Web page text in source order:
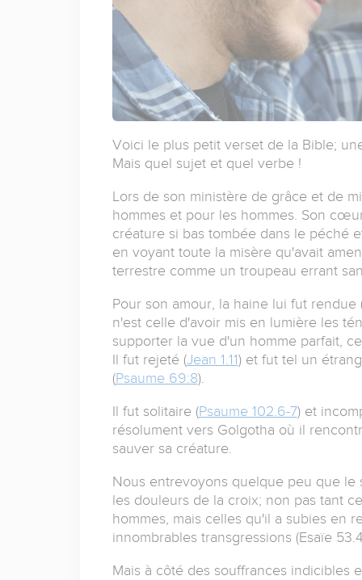
Voici le plus petit verset de la Bible;
Mais quel sujet et quel verbe !
Lors de son ministère de grâce et de
hommes et pour les hommes. Son
créature si bas tombée dans le péché
en voyant toute la misère qu'avait
terrestre comme un troupeau errant
Pour son amour, la haine lui fut rendue
n'est celle d'avoir mis en lumière les
supporter la vue d'un homme parfait,
Il fut rejeté (Jean 1.11) et fut tel un
(Psaume 69:8).
Il fut solitaire (Psaume 102.6-7) et
résolument vers Golgotha où il
sauver sa créature.
Nous entrevoyons quelque peu que le
les douleurs de la croix; non pas tant
hommes, mais celles qu'il a subies en
innombrables transgressions (Esaïe
Mais à côté des souffrances indicibles